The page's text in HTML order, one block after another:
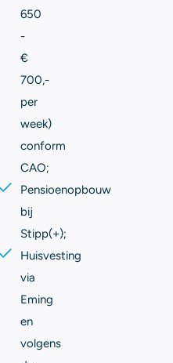
650
-
€
700,-
per
week)
conform
CAO;
Pensioenopbouw
bij
Stipp(+);
Huisvesting
via
Eming
en
volgens